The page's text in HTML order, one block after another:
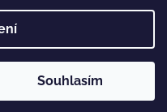
Souhlasím